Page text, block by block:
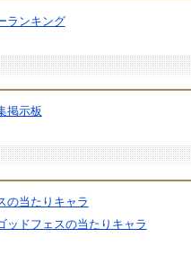
ランキング
掲示板
の当たりキャラ
ッドフェスの当たりキャラ